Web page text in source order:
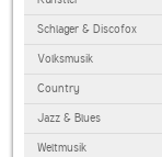
Schlager & Discofox
Volksmusik
Country
Jazz & Blues
Weltmusik